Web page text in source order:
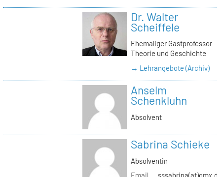
Dr. Walter
Scheiffele
Ehemaliger Gastprofessor
Theorie und Geschichte
→ Lehrangebote (Archiv)
Anselm
Schenkluhn
Absolvent
Sabrina Schieke
Absolventin
Email